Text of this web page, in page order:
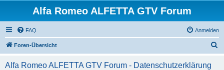
Alfa Romeo ALFETTA GTV Forum
FAQ Anmelden
Foren-Übersicht
Alfa Romeo ALFETTA GTV Forum - Datenschutzerklärung